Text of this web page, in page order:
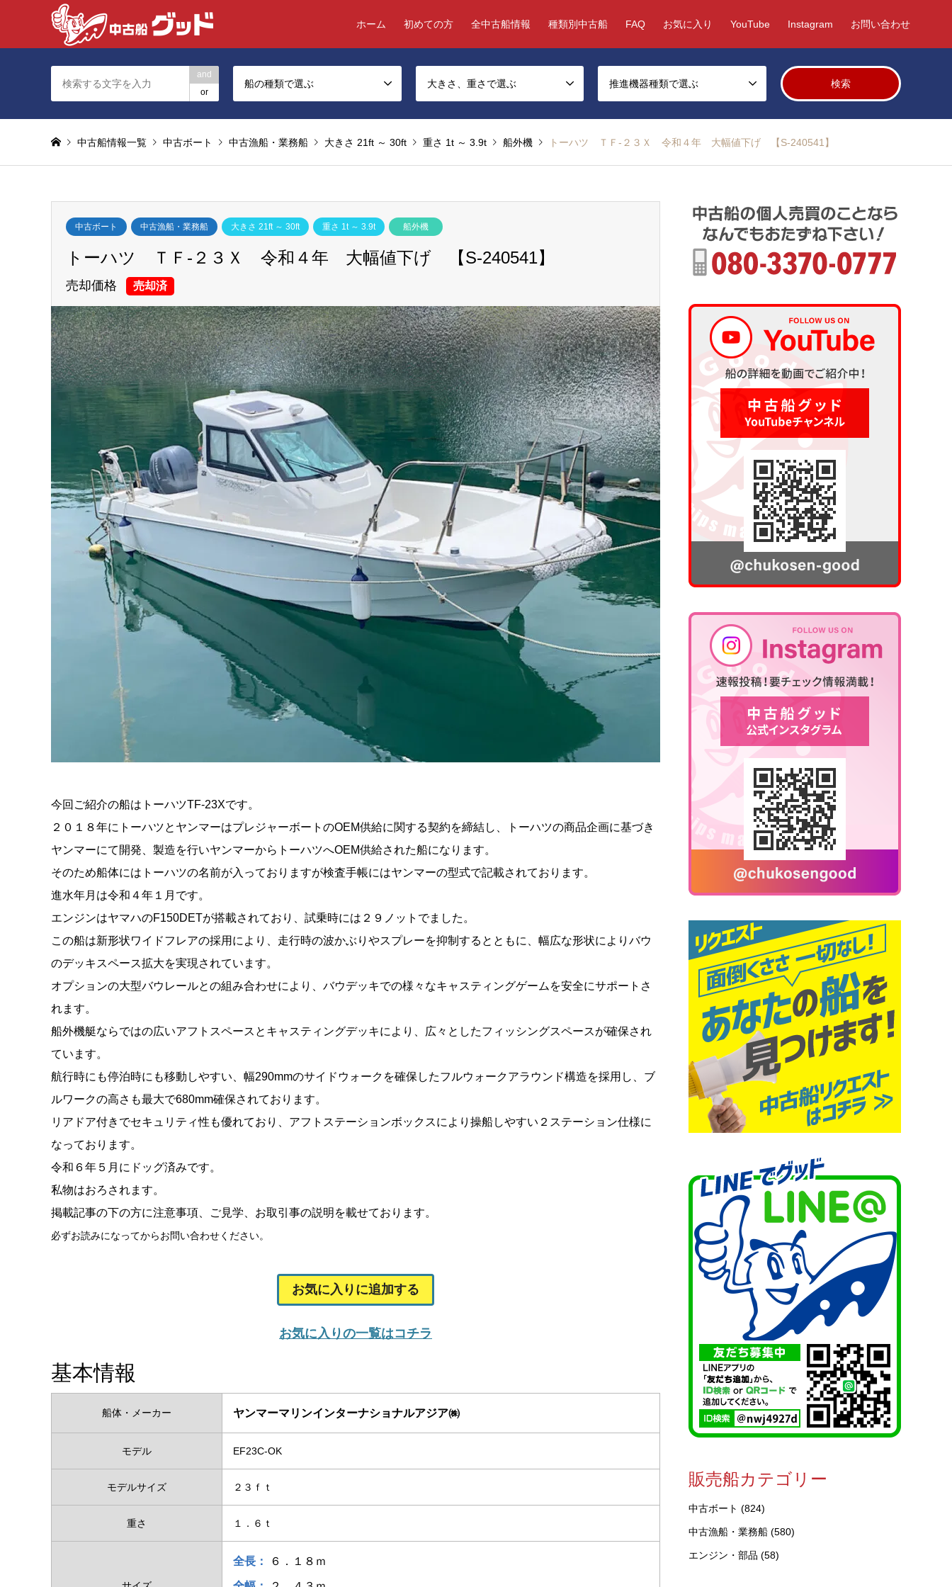
ホーム 初めての方 全中古船情報 種類別中古船 FAQ お気に入り YouTube Instagram お問い合わせ
and
or
船の種類で選ぶ 大きさ、重さで選ぶ 推進機器種類で選ぶ
中古船情報一覧 中古ボート 中古漁船・業務船 大きさ 21ft ～ 30ft 重さ 1t ～ 3.9t 船外機 トーハツ ＴＦ-２３Ｘ 令和４年 大幅値下げ 【S-240541】
中古ボート 中古漁船・業務船 大きさ 21ft ～ 30ft 重さ 1t ～ 3.9t 船外機
トーハツ ＴＦ-２３Ｘ 令和４年 大幅値下げ 【S-240541】
売却価格 売却済
今回ご紹介の船はトーハツTF-23Xです。
２０１８年にトーハツとヤンマーはプレジャーボートのOEM供給に関する契約を締結し、トーハツの商品企画に基づき
ヤンマーにて開発、製造を行いヤンマーからトーハツへOEM供給された船になります。
そのため船体にはトーハツの名前が入っておりますが検査手帳にはヤンマーの型式で記載されております。
進水年月は令和４年１月です。
エンジンはヤマハのF150DETが搭載されており、試乗時には２９ノットでました。
この船は新形状ワイドフレアの採用により、走行時の波かぶりやスプレーを抑制するとともに、幅広な形状によりバウ
のデッキスペース拡大を実現されています。
オプションの大型バウレールとの組み合わせにより、バウデッキでの様々なキャスティングゲームを安全にサポートさ
れます。
船外機艇ならではの広いアフトスペースとキャスティングデッキにより、広々としたフィッシングスペースが確保され
ています。
航行時にも停泊時にも移動しやすい、幅290mmのサイドウォークを確保したフルウォークアラウンド構造を採用し、ブ
ルワークの高さも最大で680mm確保されております。
リアドア付きでセキュリティ性も優れており、アフトステーションボックスにより操船しやすい２ステーション仕様に
なっております。
令和６年５月にドッグ済みです。
私物はおろされます。
掲載記事の下の方に注意事項、ご見学、お取引事の説明を載せております。
必ずお読みになってからお問い合わせください。
お気に入りに追加する
お気に入りの一覧はコチラ
基本情報
船体・メーカー ヤンマーマリンインターナショナルアジア㈱
モデル EF23C-OK
モデルサイズ ２３ｆｔ
重さ １．６ｔ
全長： ６．１８ｍ
販売船カテゴリー
中古ボート (824)
中古漁船・業務船 (580)
エンジン・部品 (58)